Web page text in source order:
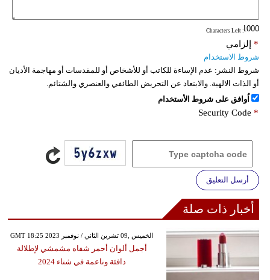
: Characters Left
إلزامي *
شروط الاستخدام
شروط النشر: عدم الإساءة للكاتب أو للأشخاص أو للمقدسات أو مهاجمة الأديان
أو الذات الالهية. والابتعاد عن التحريض الطائفي والعنصري والشتائم.
اُوافق على شروط الأستخدام
Security Code *
أرسل التعليق
أخبار ذات صلة
GMT 18:25 2023 الخميس ,09 تشرين الثاني / نوفمبر
أجمل ألوان أحمر شفاه مشمشي لإطلالة
دافئة وناعمة في شتاء 2024